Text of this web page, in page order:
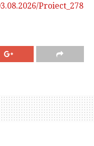
Proiect_278